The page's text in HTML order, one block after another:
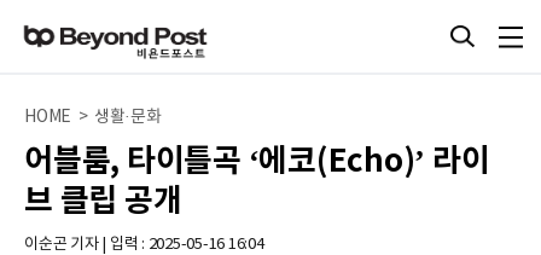
HOME > 생활·문화
어블룸, 타이틀곡 ‘에코(Echo)’ 라이
브 클립 공개
이순곤 기자 | 입력 : 2025-05-16 16:04